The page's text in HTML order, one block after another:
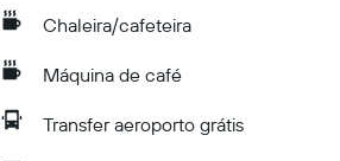
Chaleira/cafeteira
Máquina de café
Transfer aeroporto grátis